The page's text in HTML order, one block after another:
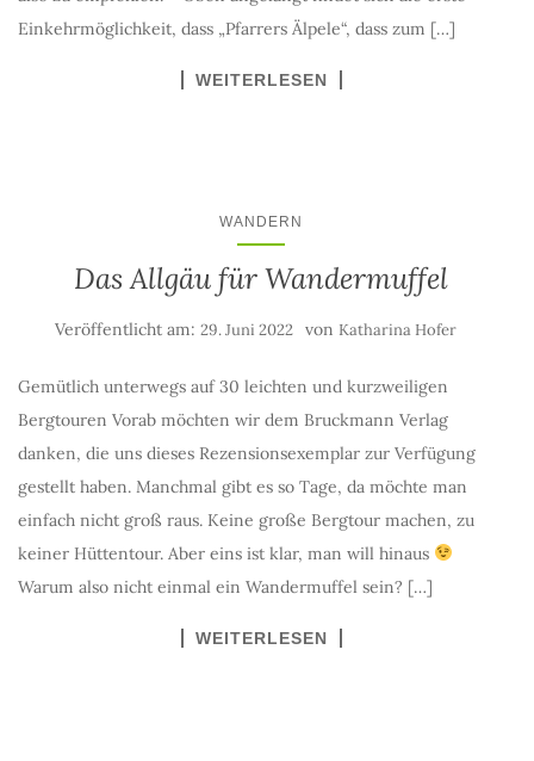
Einkehrmöglichkeit, dass „Pfarrers Älpele“, dass zum […]
WEITERLESEN
WANDERN
Das Allgäu für Wandermuffel
Veröffentlicht am: 29. Juni 2022 von Katharina Hofer
Gemütlich unterwegs auf 30 leichten und kurzweiligen
Bergtouren Vorab möchten wir dem Bruckmann Verlag
danken, die uns dieses Rezensionsexemplar zur Verfügung
gestellt haben. Manchmal gibt es so Tage, da möchte man
einfach nicht groß raus. Keine große Bergtour machen, zu
keiner Hüttentour. Aber eins ist klar, man will hinaus
Warum also nicht einmal ein Wandermuffel sein? […]
WEITERLESEN